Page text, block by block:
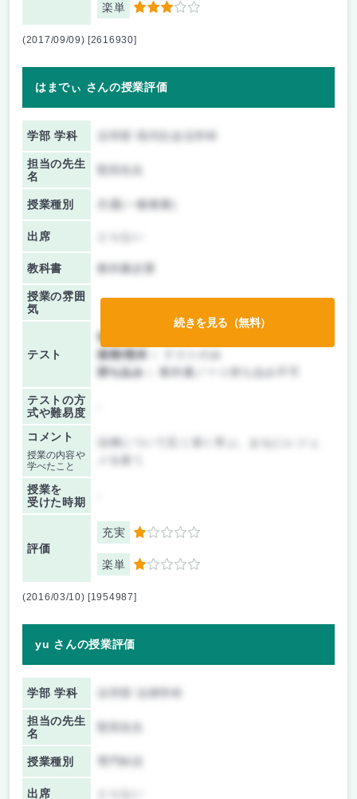
楽単 3
(2017/09/09) [2616930]
はまでぃ さんの授業評価
学部 学科
担当の先生
名
授業種別 共通(一般教養)
出席
教科書 教科書必要
授業の雰囲
気
テスト
前期/中間：
後期/期末：
持ち込み：
教科書ノート持ち込み不可
テストの方
式や難易度
コメント
授業の内容や
学べたこと
授業を
受けた時期
評価
充実 1
楽単 1
続きを見る（無料）
(2016/03/10) [1954987]
yu さんの授業評価
学部 学科
担当の先生
名
授業種別
出席